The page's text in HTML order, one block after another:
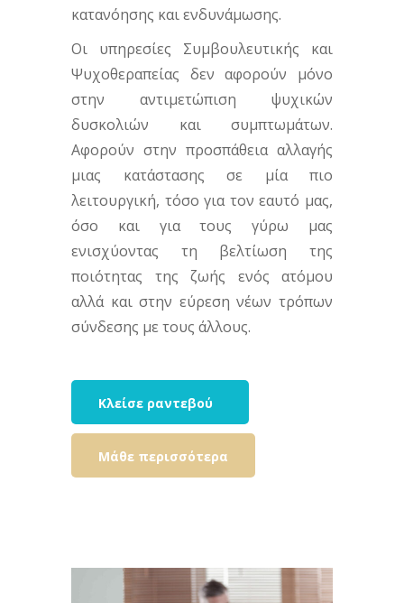
κατανόησης και ενδυνάμωσης.
Οι υπηρεσίες Συμβουλευτικής και
Ψυχοθεραπείας δεν αφορούν μόνο
στην αντιμετώπιση ψυχικών
δυσκολιών και συμπτωμάτων.
Αφορούν στην προσπάθεια αλλαγής
μιας κατάστασης σε μία πιο
λειτουργική, τόσο για τον εαυτό μας,
όσο και για τους γύρω μας
ενισχύοντας τη βελτίωση της
ποιότητας της ζωής ενός ατόμου
αλλά και στην εύρεση νέων τρόπων
σύνδεσης με τους άλλους.
Κλείσε ραντεβού
Μάθε περισσότερα